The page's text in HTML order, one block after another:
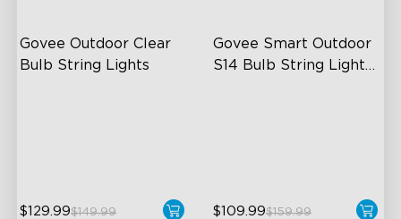
Govee Outdoor Clear
Bulb String Lights
$129.99$149.99
Govee Smart Outdoor
S14 Bulb String Lights
$109.99$159.99